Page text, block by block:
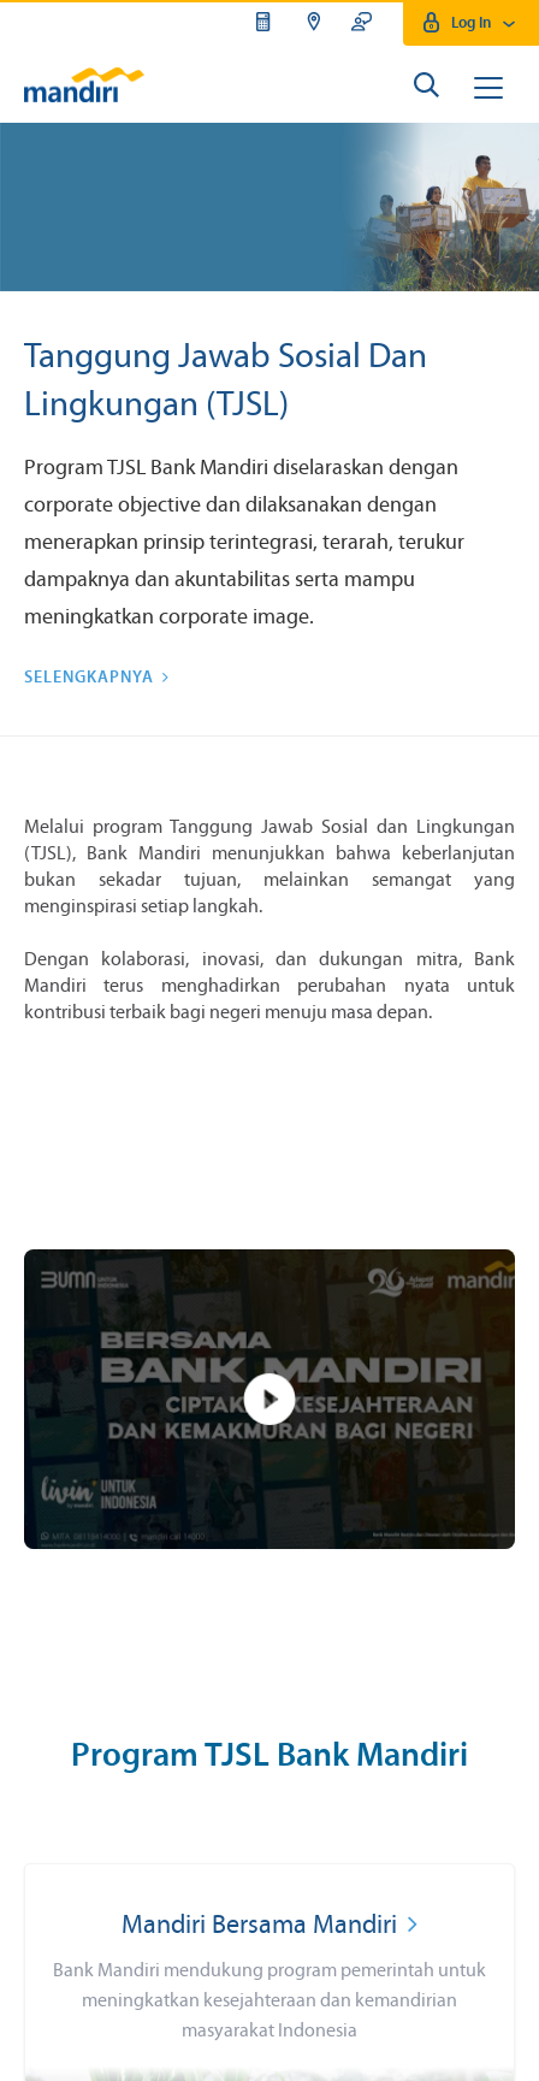
Log In
Tanggung Jawab Sosial Dan
Lingkungan (TJSL)
Program TJSL Bank Mandiri diselaraskan dengan
corporate objective dan dilaksanakan dengan
menerapkan prinsip terintegrasi, terarah, terukur
dampaknya dan akuntabilitas serta mampu
meningkatkan corporate image.
SELENGKAPNYA
Melalui program Tanggung Jawab Sosial dan Lingkungan
(TJSL), Bank Mandiri menunjukkan bahwa keberlanjutan
bukan sekadar tujuan, melainkan semangat yang
menginspirasi setiap langkah.
Dengan kolaborasi, inovasi, dan dukungan mitra, Bank
Mandiri terus menghadirkan perubahan nyata untuk
kontribusi terbaik bagi negeri menuju masa depan.
Program TJSL Bank Mandiri
Mandiri Bersama Mandiri
Bank Mandiri mendukung program pemerintah untuk
meningkatkan kesejahteraan dan kemandirian
masyarakat Indonesia